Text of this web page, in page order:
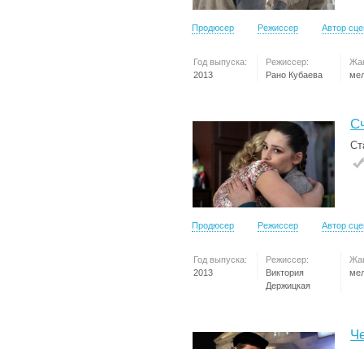
Продюсер Режиссер Автор
Год выпуска:
2013
Режиссер:
Рано Кубаева
Продюсер Режиссер Автор
Год выпуска:
2013
Режиссер:
Виктория
Держицкая